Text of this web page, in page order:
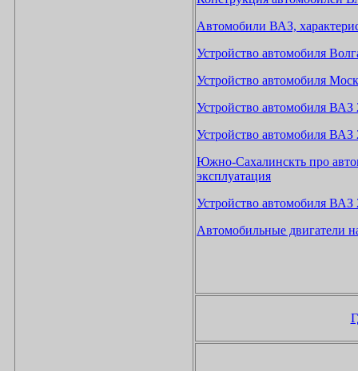
Автомобили ВАЗ,
Устройство автомобиля
Устройство автомобиля
Устройство автомобиля
Устройство автомобиля ВАЗ
Южно-Сахалинскть про
эксплуатация
Устройство автомобиля ВАЗ
Автомобильные двигатели